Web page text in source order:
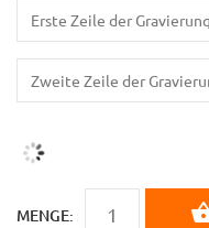
MENGE: